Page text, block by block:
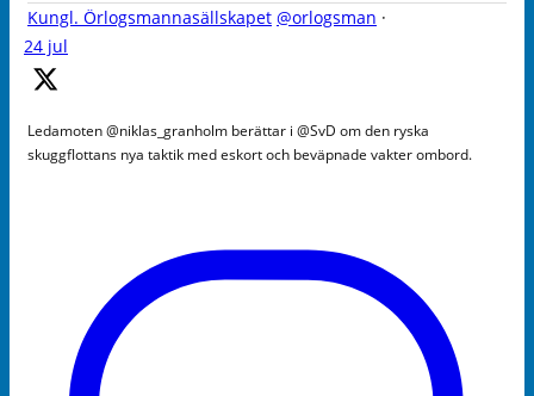
Kungl. Örlogsmannasällskapet @orlogsman ·
24 jul
Ledamoten @niklas_granholm berättar i @SvD om den ryska
skuggflottans nya taktik med eskort och beväpnade vakter ombord.